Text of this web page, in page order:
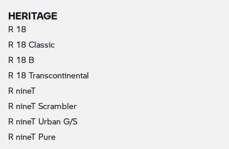
HERITAGE
R 18
R 18 Classic
R 18 B
R 18 Transcontinental
R nineT
R nineT Scrambler
R nineT Urban G/S
R nineT Pure